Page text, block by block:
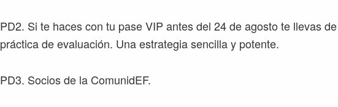
PD2. Si te haces con tu pase VIP antes del 24 de agosto te llevas
práctica de evaluación. Una estrategia sencilla y potente.
PD3. Socios de la ComunidEF.